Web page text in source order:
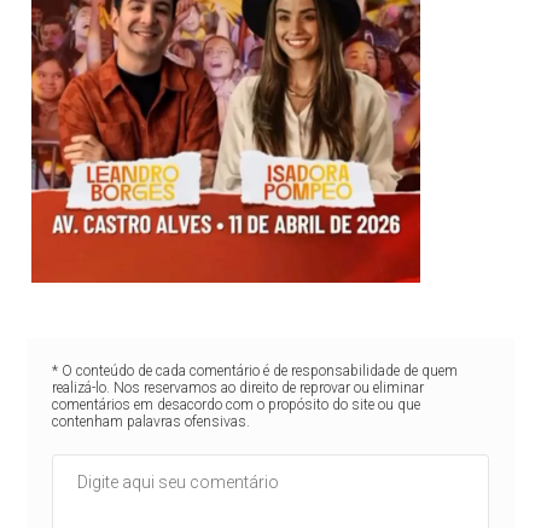
* O conteúdo de cada comentário é de responsabilidade de quem
realizá-lo. Nos reservamos ao direito de reprovar ou eliminar
comentários em desacordo com o propósito do site ou que
contenham palavras ofensivas.